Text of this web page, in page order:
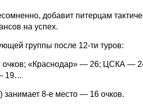
добавит питерцам
на успех.
группы после 12-ти туров:
«Краснодар» — 26; ЦСКА —
19…
8-е место — 16 очков.